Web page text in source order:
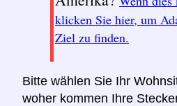
klicken Sie hier, um
Ziel zu finden.
Bitte wählen Sie Ihr
woher kommen Ihre